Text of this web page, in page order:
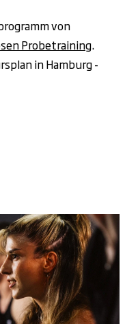
von
Probetraining.
in Hamburg -